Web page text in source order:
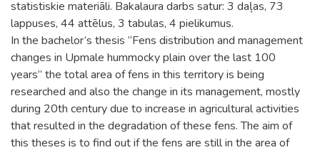
statistiskie materiāli. Bakalaura darbs satur: 3 daļas, 73
lappuses, 44 attēlus, 3 tabulas, 4 pielikumus.
In the bachelor’s thesis “Fens distribution and management
changes in Upmale hummocky plain over the last 100
years” the total area of fens in this territory is being
researched and also the change in its management, mostly
during 20th century due to increase in agricultural activities
that resulted in the degradation of these fens. The aim of
this theses is to find out if the fens are still in the area of